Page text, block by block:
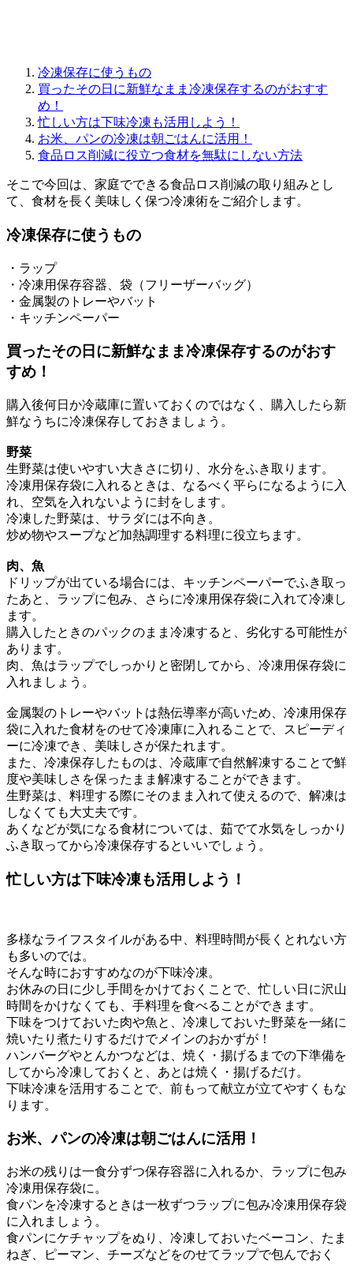
冷凍保存に使うもの
買ったその日に新鮮なまま冷凍保存するのがおすす
め！
忙しい方は下味冷凍も活用しよう！
お米、パンの冷凍は朝ごはんに活用！
食品ロス削減に役立つ食材を無駄にしない方法
そこで今回は、家庭でできる食品ロス削減の取り組みとし
て、食材を長く美味しく保つ冷凍術をご紹介します。
冷凍保存に使うもの
・ラップ
・冷凍用保存容器、袋（フリーザーバッグ）
・金属製のトレーやバット
・キッチンペーパー
買ったその日に新鮮なまま冷凍保存するのがおす
すめ！
購入後何日か冷蔵庫に置いておくのではなく、購入したら新
鮮なうちに冷凍保存しておきましょう。
野菜
生野菜は使いやすい大きさに切り、水分をふき取ります。
冷凍用保存袋に入れるときは、なるべく平らになるように入
れ、空気を入れないように封をします。
冷凍した野菜は、サラダには不向き。
炒め物やスープなど加熱調理する料理に役立ちます。
肉、魚
ドリップが出ている場合には、キッチンペーパーでふき取っ
たあと、ラップに包み、さらに冷凍用保存袋に入れて冷凍し
ます。
購入したときのパックのまま冷凍すると、劣化する可能性が
あります。
肉、魚はラップでしっかりと密閉してから、冷凍用保存袋に
入れましょう。
金属製のトレーやバットは熱伝導率が高いため、冷凍用保存
袋に入れた食材をのせて冷凍庫に入れることで、スピーディ
ーに冷凍でき、美味しさが保たれます。
また、冷凍保存したものは、冷蔵庫で自然解凍することで鮮
度や美味しさを保ったまま解凍することができます。
生野菜は、料理する際にそのまま入れて使えるので、解凍は
しなくても大丈夫です。
あくなどが気になる食材については、茹でて水気をしっかり
ふき取ってから冷凍保存するといいでしょう。
忙しい方は下味冷凍も活用しよう！
多様なライフスタイルがある中、料理時間が長くとれない方
も多いのでは。
そんな時におすすめなのが下味冷凍。
お休みの日に少し手間をかけておくことで、忙しい日に沢山
時間をかけなくても、手料理を食べることができます。
下味をつけておいた肉や魚と、冷凍しておいた野菜を一緒に
焼いたり煮たりするだけでメインのおかずが！
ハンバーグやとんかつなどは、焼く・揚げるまでの下準備を
してから冷凍しておくと、あとは焼く・揚げるだけ。
下味冷凍を活用することで、前もって献立が立てやすくもな
ります。
お米、パンの冷凍は朝ごはんに活用！
お米の残りは一食分ずつ保存容器に入れるか、ラップに包み
冷凍用保存袋に。
食パンを冷凍するときは一枚ずつラップに包み冷凍用保存袋
に入れましょう。
食パンにケチャップをぬり、冷凍しておいたベーコン、たま
ねぎ、ピーマン、チーズなどをのせてラップで包んでおく